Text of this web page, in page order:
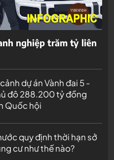
nghiệp trăm tỷ liên
dự án Vành đai 5 -
đô 288.200 tỷ đồng
Quốc hội
quy định thời hạn sở
cư như thế nào?